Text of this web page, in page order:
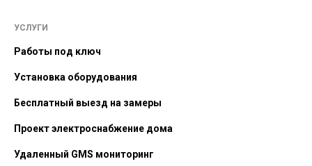
УСЛУГИ
Работы под ключ
Установка оборудования
Бесплатный выезд на замеры
Проект электроснабжение дома
Удаленный GMS мониторинг